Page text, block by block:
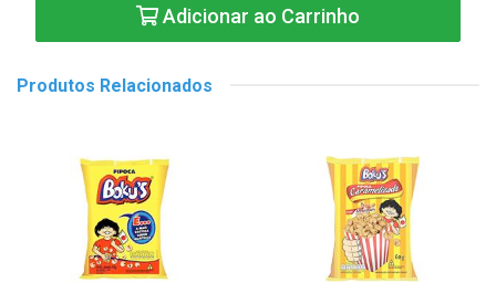
Adicionar ao Carrinho
Produtos Relacionados